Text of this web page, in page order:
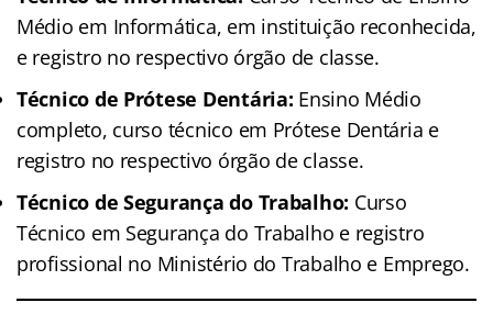
Médio em Informática, em instituição reconhecida,
e registro no respectivo órgão de classe.
Técnico de Prótese Dentária: Ensino Médio
completo, curso técnico em Prótese Dentária e
registro no respectivo órgão de classe.
Técnico de Segurança do Trabalho: Curso
Técnico em Segurança do Trabalho e registro
profissional no Ministério do Trabalho e Emprego.